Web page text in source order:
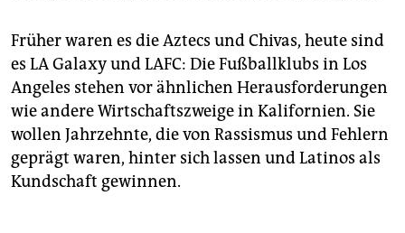
Früher waren es die Aztecs und Chivas, heute sind
es LA Galaxy und LAFC: Die Fußballklubs in Los
Angeles stehen vor ähnlichen Herausforderungen
wie andere Wirtschaftszweige in Kalifornien. Sie
wollen Jahrzehnte, die von Rassismus und Fehlern
geprägt waren, hinter sich lassen und Latinos als
Kundschaft gewinnen.